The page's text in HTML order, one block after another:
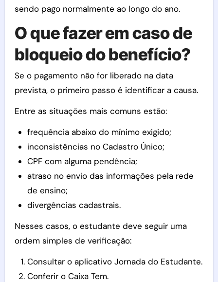
sendo pago normalmente ao longo do ano.
O que fazer em caso de
bloqueio do benefício?
Se o pagamento não for liberado na data
prevista, o primeiro passo é identificar a causa.
Entre as situações mais comuns estão:
frequência abaixo do mínimo exigido;
inconsistências no Cadastro Único;
CPF com alguma pendência;
atraso no envio das informações pela rede
de ensino;
divergências cadastrais.
Nesses casos, o estudante deve seguir uma
ordem simples de verificação:
Consultar o aplicativo Jornada do Estudante.
Conferir o Caixa Tem.